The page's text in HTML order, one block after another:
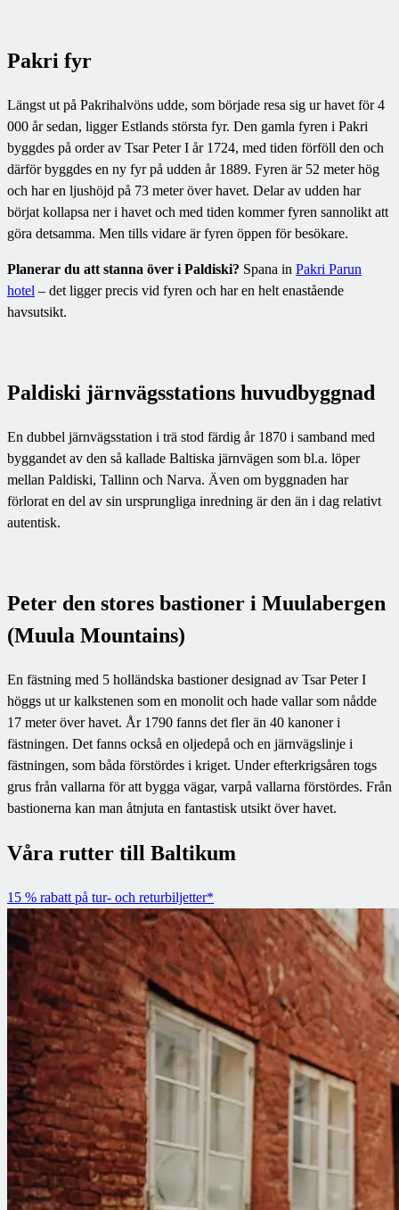
Pakri fyr
Längst ut på Pakrihalvöns udde, som började resa sig ur havet för 4
000 år sedan, ligger Estlands största fyr. Den gamla fyren i Pakri
byggdes på order av Tsar Peter I år 1724, med tiden förföll den och
därför byggdes en ny fyr på udden år 1889. Fyren är 52 meter hög
och har en ljushöjd på 73 meter över havet. Delar av udden har
börjat kollapsa ner i havet och med tiden kommer fyren sannolikt att
göra detsamma. Men tills vidare är fyren öppen för besökare.
Planerar du att stanna över i Paldiski? Spana in Pakri Parun
hotel – det ligger precis vid fyren och har en helt enastående
havsutsikt.
Paldiski järnvägsstations huvudbyggnad
En dubbel järnvägsstation i trä stod färdig år 1870 i samband med
byggandet av den så kallade Baltiska järnvägen som bl.a. löper
mellan Paldiski, Tallinn och Narva. Även om byggnaden har
förlorat en del av sin ursprungliga inredning är den än i dag relativt
autentisk.
Peter den stores bastioner i Muulabergen
(Muula Mountains)
En fästning med 5 holländska bastioner designad av Tsar Peter I
höggs ut ur kalkstenen som en monolit och hade vallar som nådde
17 meter över havet. År 1790 fanns det fler än 40 kanoner i
fästningen. Det fanns också en oljedepå och en järnvägslinje i
fästningen, som båda förstördes i kriget. Under efterkrigsåren togs
grus från vallarna för att bygga vägar, varpå vallarna förstördes. Från
bastionerna kan man åtnjuta en fantastisk utsikt över havet.
Våra rutter till Baltikum
15 % rabatt på tur- och returbiljetter*